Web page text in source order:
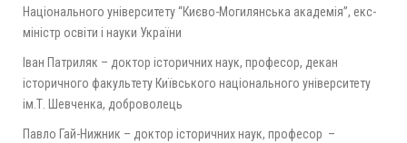
Національного університету “Києво-Могилянська академія”, екс-
міністр освіти і науки України
Іван Патриляк – доктор історичних наук, професор, декан
історичного факультету Київського національного університету
ім.Т. Шевченка, доброволець
Павло Гай-Нижник – доктор історичних наук, професор –